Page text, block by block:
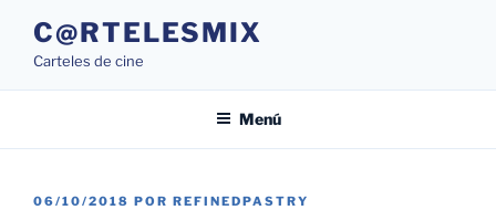
contenido
C@RTELESMIX
Carteles de cine
Menú
PUBLICADO
06/10/2018 POR REFINEDPASTRY